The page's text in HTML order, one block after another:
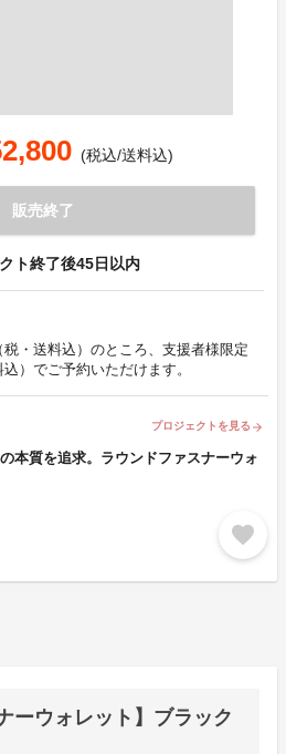
(税込/送料込)
販売終了
ト終了後45日以内
・送料込）のところ、支援者様限定
）でご予約いただけます。
プロジェクトを見る arrow_forward
本質を追求。ラウンドファスナーウォ
favorite
ーウォレット】ブラック